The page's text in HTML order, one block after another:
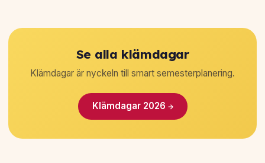
Se alla klämdagar
Klämdagar är nyckeln till smart semesterplanering.
Klämdagar 2026 →